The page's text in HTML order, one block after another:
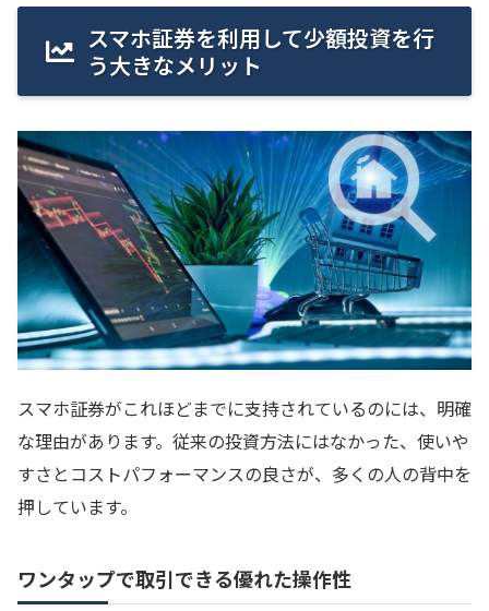
スマホ証券を利用して少額投資を行
う大きなメリット
スマホ証券がこれほどまでに支持されているのには、明確
な理由があります。従来の投資方法にはなかった、使いや
すさとコストパフォーマンスの良さが、多くの人の背中を
押しています。
ワンタップで取引できる優れた操作性